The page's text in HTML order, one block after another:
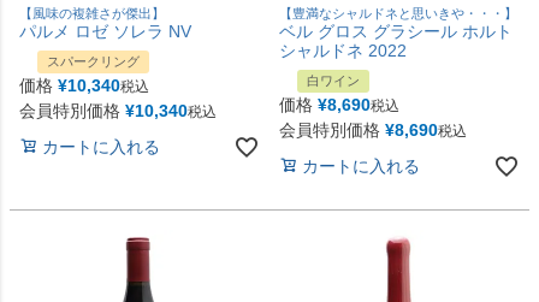
【風味の複雑さが傑出】
パルメ ロゼ ソレラ NV
スパークリング
価格 ¥10,340税込
会員特別価格 ¥10,340税込
カートに入れる
【豊満なシャルドネと思いきや・・・】
ベル グロス グラシール ホルト
シャルドネ 2022
白ワイン
価格 ¥8,690税込
会員特別価格 ¥8,690税込
カートに入れる